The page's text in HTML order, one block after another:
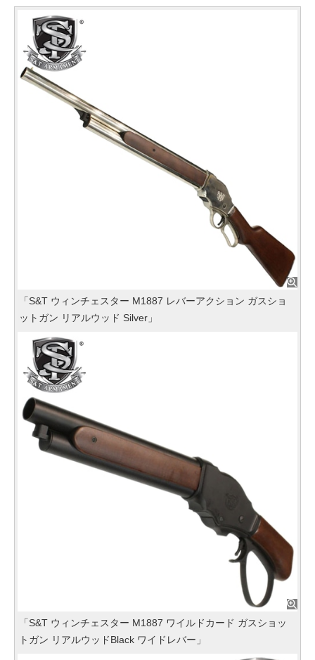
「S&T ウィンチェスター M1887 レバーアクション ガスショ
ットガン リアルウッド Silver」
「S&T ウィンチェスター M1887 ワイルドカード ガスショッ
トガン リアルウッドBlack ワイドレバー」